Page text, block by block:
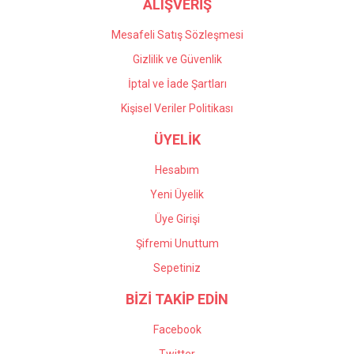
ALIŞVERİŞ
Mesafeli Satış Sözleşmesi
Gizlilik ve Güvenlik
İptal ve İade Şartları
Kişisel Veriler Politikası
ÜYELİK
Hesabım
Yeni Üyelik
Üye Girişi
Şifremi Unuttum
Sepetiniz
BİZİ TAKİP EDİN
Facebook